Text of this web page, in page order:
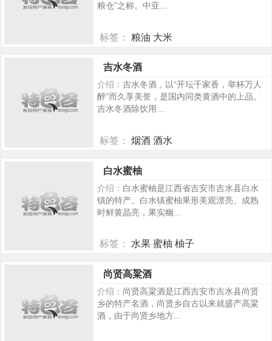
粮仓”之称。中亚...
标签： 粮油 大米
吉水冬酒
介绍： 吉水冬酒，以“开坛千家香，举杯万人
醉”而久享美誉，是国内同类黄酒中的上品。
吉水冬酒除饮用...
标签： 烟酒 酒水
白水蜜柚
介绍： 白水蜜柚是江西省吉安市吉水县白水
镇的特产。白水镇蜜柚果形美观漂亮、成熟
时鲜黄晶亮，果实幽...
标签： 水果 蜜柚 柚子
尚贤高粱酒
介绍： 尚贤高粱酒是江西吉安市吉水县尚贤
乡的特产名酒，尚贤乡自古以来就盛产高粱
酒，由于尚贤乡地方...